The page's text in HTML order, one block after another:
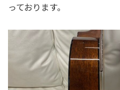
っております。